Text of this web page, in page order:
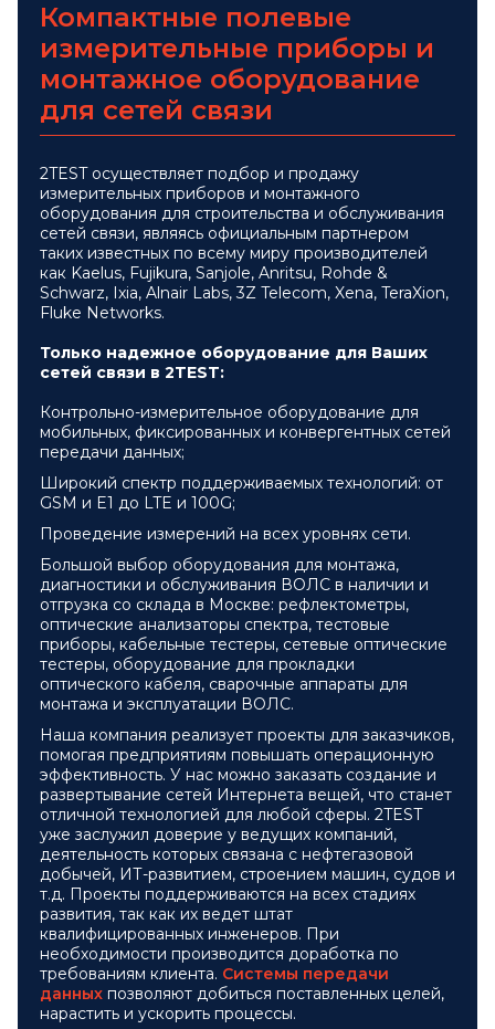
Компактные полевые
измерительные приборы и
монтажное оборудование
для сетей связи
2TEST осуществляет подбор и продажу
измерительных приборов и монтажного
оборудования для строительства и обслуживания
сетей связи, являясь официальным партнером
таких известных по всему миру производителей
как Kaelus, Fujikura, Sanjole, Anritsu, Rohde &
Schwarz, Ixia, Alnair Labs, 3Z Telecom, Xena, TeraXion,
Fluke Networks.
Только надежное оборудование для Ваших
сетей связи в 2TEST:
Контрольно-измерительное оборудование для
мобильных, фиксированных и конвергентных сетей
передачи данных;
Широкий спектр поддерживаемых технологий: от
GSM и E1 до LTE и 100G;
Проведение измерений на всех уровнях сети.
Большой выбор оборудования для монтажа,
диагностики и обслуживания ВОЛС в наличии и
отгрузка со склада в Москве: рефлектометры,
оптические анализаторы спектра, тестовые
приборы, кабельные тестеры, сетевые оптические
тестеры, оборудование для прокладки
оптического кабеля, сварочные аппараты для
монтажа и эксплуатации ВОЛС.
Наша компания реализует проекты для заказчиков,
помогая предприятиям повышать операционную
эффективность. У нас можно заказать создание и
развертывание сетей Интернета вещей, что станет
отличной технологией для любой сферы. 2TEST
уже заслужил доверие у ведущих компаний,
деятельность которых связана с нефтегазовой
добычей, ИТ-развитием, строением машин, судов и
т.д. Проекты поддерживаются на всех стадиях
развития, так как их ведет штат
квалифицированных инженеров. При
необходимости производится доработка по
требованиям клиента. Системы передачи
данных позволяют добиться поставленных целей,
нарастить и ускорить процессы.